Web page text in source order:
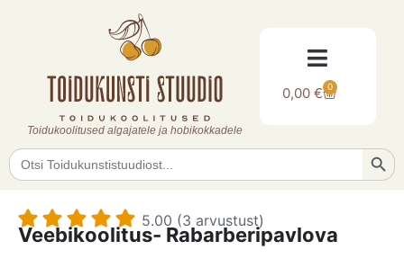
Toidukoolitused algajatele ja hobikokkadele
0,00€ 0
Search
for:
5.00 (3 arvustust)
Veebikoolitus- Rabarberipavlova